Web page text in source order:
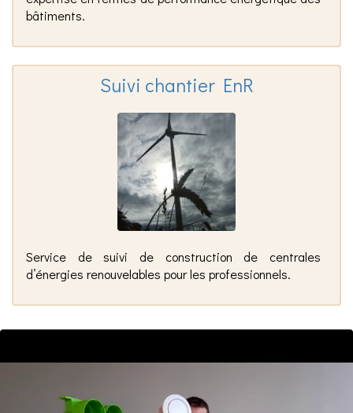
bâtiments.
Suivi chantier EnR
Service de suivi de construction de centrales
d’énergies renouvelables pour les professionnels.